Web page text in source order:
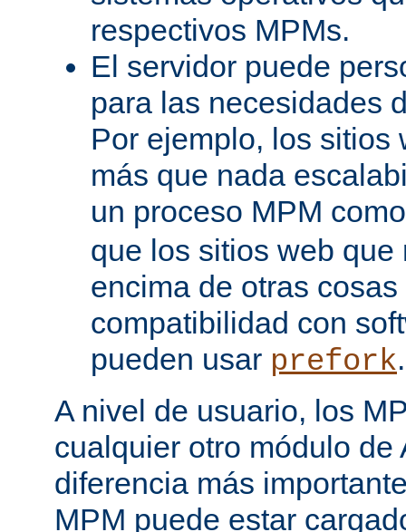
respectivos MPMs.
El servidor puede
para las necesidades
Por ejemplo, los sitios
más que nada
un proceso MPM
que los sitios web que
encima de otras
compatibilidad con
pueden usar prefork.
A nivel de usuario, los
cualquier otro módulo de
diferencia más
MPM puede estar